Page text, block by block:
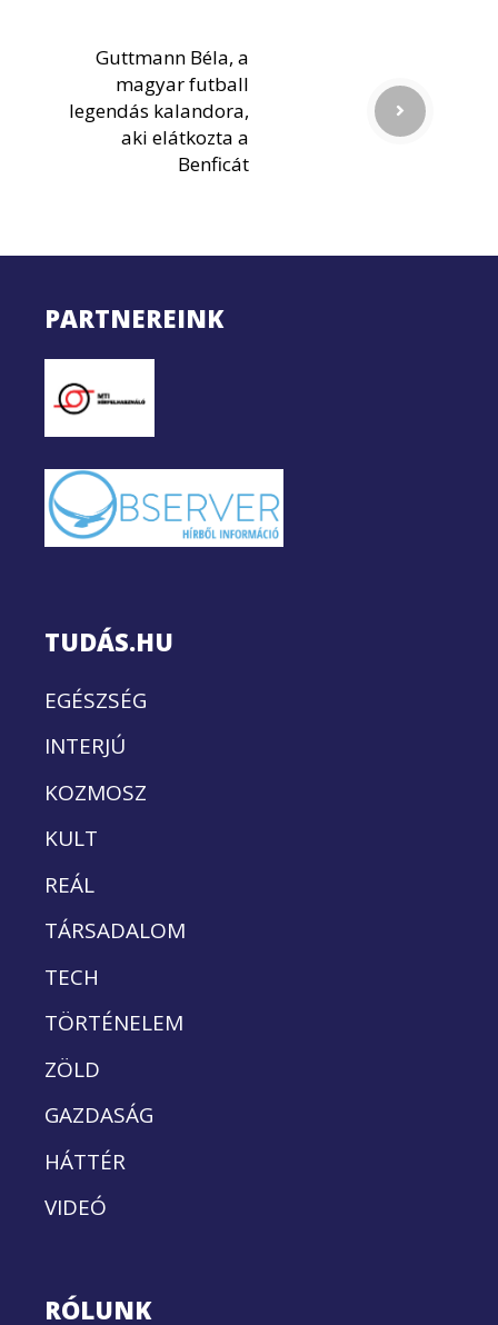
Guttmann Béla, a
magyar futball
legendás kalandora,
aki elátkozta a
Benficát
PARTNEREINK
TUDÁS.HU
EGÉSZSÉG
INTERJÚ
KOZMOSZ
KULT
REÁL
TÁRSADALOM
TECH
TÖRTÉNELEM
ZÖLD
GAZDASÁG
HÁTTÉR
VIDEÓ
RÓLUNK